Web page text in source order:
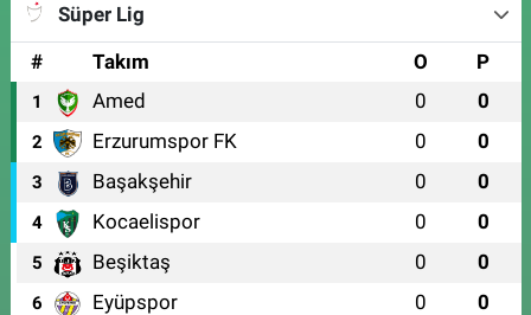
Süper Lig
#
Takım O P
1 Amed 0 0
2 Erzurumspor FK 0 0
3 Başakşehir 0 0
4 Kocaelispor 0 0
5 Beşiktaş 0 0
6 Eyüpspor 0 0